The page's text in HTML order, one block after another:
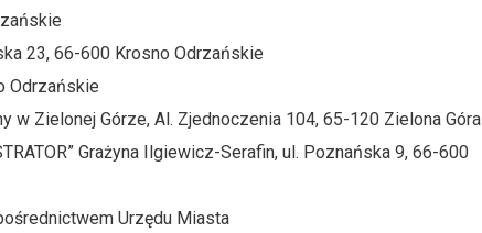
23, 66-600 Krosno Odrzańskie
Odrzańskie
w Zielonej Górze, Al. Zjednoczenia 104, 65-120 Zielona Góra
Grażyna Ilgiewicz-Serafin, ul. Poznańska 9, 66-600
Urzędu Miasta